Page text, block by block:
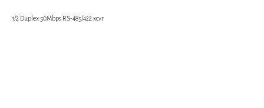
1/2 Duplex 50Mbps RS-485/422 xcvr